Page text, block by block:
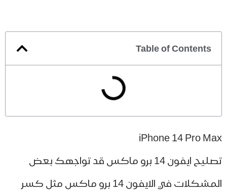
Table of Contents
iPhone 14 Pro
تصليح ايفون 14 برو ماكس قد تواجهك بعض
المشكلات في الايفون 14 برو ماكس مثل كسر